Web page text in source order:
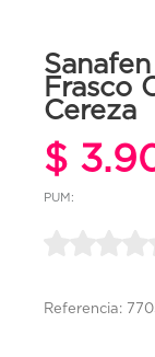
Frasco
Cereza
$
PUM:
Referencia: